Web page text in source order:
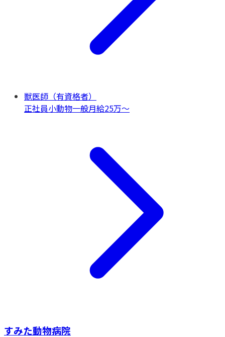
獣医師（有資格者）
正社員小動物一般月給25万〜
すみた動物病院